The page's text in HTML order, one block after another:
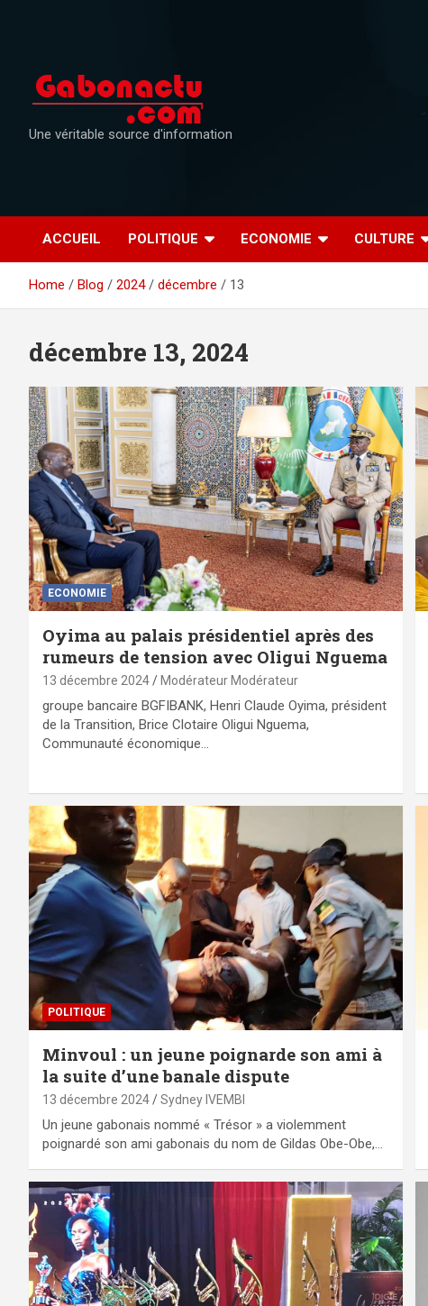
Une véritable source d'information
ACCUEIL POLITIQUE ECONOMIE CULTURE
Home Blog 2024 décembre 13
décembre 13, 2024
ECONOMIE
Oyima au palais présidentiel après des
rumeurs de tension avec Oligui Nguema
13 décembre 2024 Modérateur Modérateur
groupe bancaire BGFIBANK, Henri Claude Oyima, président
de la Transition, Brice Clotaire Oligui Nguema,
Communauté économique…
POLITIQUE
Minvoul : un jeune poignarde son ami à
la suite d’une banale dispute
13 décembre 2024 Sydney IVEMBI
Un jeune gabonais nommé « Trésor » a violemment
poignardé son ami gabonais du nom de Gildas Obe-Obe,…